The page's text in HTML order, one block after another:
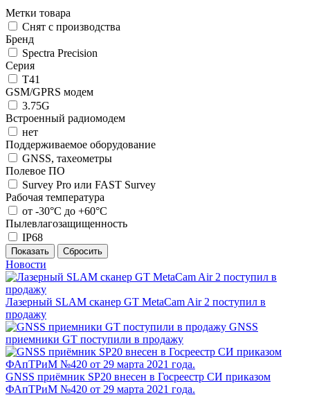
Метки товара
Снят с производства
Бренд
Spectra Precision
Серия
T41
GSM/GPRS модем
3.75G
Встроенный радиомодем
нет
Поддерживаемое оборудование
GNSS, тахеометры
Полевое ПО
Survey Pro или FAST Survey
Рабочая температура
от -30°С до +60°С
Пылевлагозащищенность
IP68
Новости
Лазерный SLAM сканер GT MetaCam Air 2 поступил в
продажу
GNSS
приемники GT поступили в продажу
GNSS приёмник SP20 внесен в Госреестр СИ приказом
ФАпТРиМ №420 от 29 марта 2021 года.